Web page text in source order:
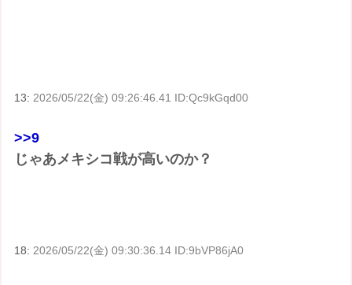
13: 2026/05/22(金) 09:26:46.41 ID:Qc9kGqd00
>>9
じゃあメキシコ戦が高いのか？
18: 2026/05/22(金) 09:30:36.14 ID:9bVP86jA0